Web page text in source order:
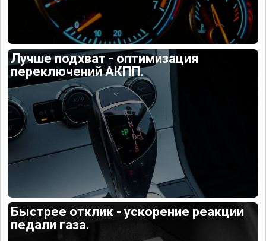
Лучше подхват - оптимизация
переключений АКПП.
Быстрее отклик - ускорение реакции
педали газа.